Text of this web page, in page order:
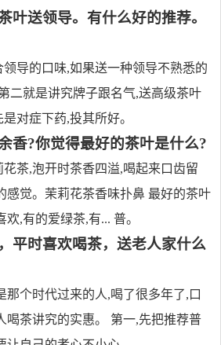
叶送领导。有什么好的推荐。
导的口味,如果送一种领导不熟悉的
二就是讲究牌子跟名气,送高级茶叶
对症下药,投其所好。
香?你觉得最好的茶叶是什么?
茶,泡开时茶香四溢,喝起来口齿留
感觉。茉莉花茶香味扑鼻 最好的茶叶
,有的爱绿茶,有... 普。
平时喜欢喝茶，送老人家什么
那个时代过来的人,喝了很多年了,口
喝茶讲究的实惠。 第一,先把推荐普